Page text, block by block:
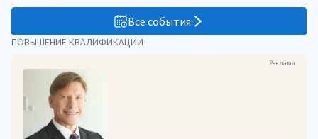
ПОВЫШЕНИЕ КВАЛИФИКАЦИИ
Реклама
Все события